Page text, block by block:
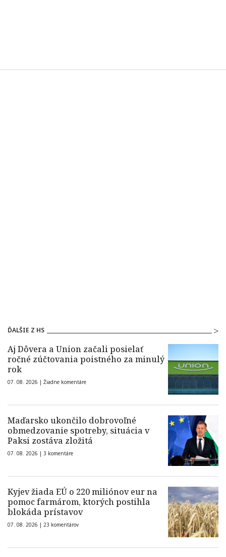
ĎALŠIE Z HS
Aj Dôvera a Union začali posielať
ročné zúčtovania poistného za minulý
rok
07. 08. 2026 | Žiadne komentáre
Maďarsko ukončilo dobrovoľné
obmedzovanie spotreby, situácia v
Paksi zostáva zložitá
07. 08. 2026 | 3 komentáre
Kyjev žiada EÚ o 220 miliónov eur na
pomoc farmárom, ktorých postihla
blokáda prístavov
07. 08. 2026 | 23 komentárov